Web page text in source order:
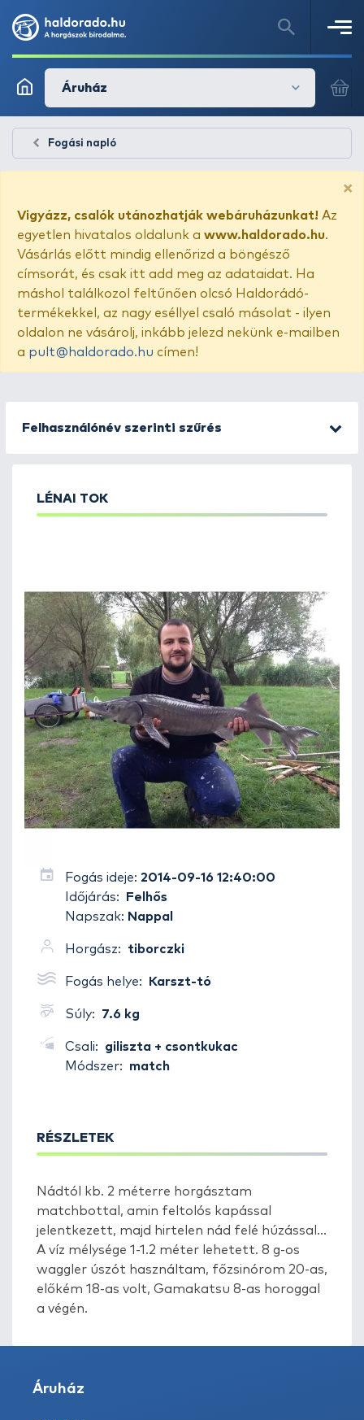
Áruház
Fogási napló
×
Vigyázz, csalók utánozhatják webáruházunkat! Az
egyetlen hivatalos oldalunk a www.haldorado.hu.
Vásárlás előtt mindig ellenőrizd a böngésző
címsorát, és csak itt add meg az adataidat. Ha
máshol találkozol feltűnően olcsó Haldorádó-
termékekkel, az nagy eséllyel csaló másolat - ilyen
oldalon ne vásárolj, inkább jelezd nekünk e-mailben
a pult@haldorado.hu címen!
Felhasználónév szerinti szűrés
LÉNAI TOK
Fogás ideje: 2014-09-16 12:40:00
Időjárás:
Felhős
Napszak: Nappal
Horgász: tiborczki
Fogás helye: Karszt-tó
Súly: 7.6 kg
Csali:
giliszta + csontkukac
Módszer:
match
RÉSZLETEK
Nádtól kb. 2 méterre horgásztam
matchbottal, amin feltolós kapással
jelentkezett, majd hirtelen nád felé húzással...
A víz mélysége 1-1.2 méter lehetett. 8 g-os
waggler úszót használtam, főzsinórom 20-as,
előkém 18-as volt, Gamakatsu 8-as horoggal
a végén.
Áruház